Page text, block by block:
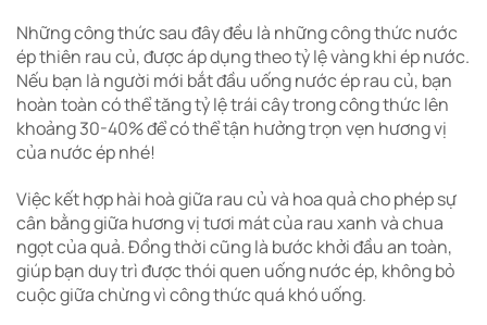
Những công thức sau đây đều là những công thức nước
ép thiên rau củ, được áp dụng theo tỷ lệ vàng khi ép nước.
Nếu bạn là người mới bắt đầu uống nước ép rau củ, bạn
hoàn toàn có thể tăng tỷ lệ trái cây trong công thức lên
khoảng 30-40% để có thể tận hưởng trọn vẹn hương vị
của nước ép nhé!
Việc kết hợp hài hoà giữa rau củ và hoa quả cho phép sự
cân bằng giữa hương vị tươi mát của rau xanh và chua
ngọt của quả. Đồng thời cũng là bước khởi đầu an toàn,
giúp bạn duy trì được thói quen uống nước ép, không bỏ
cuộc giữa chừng vì công thức quá khó uống.